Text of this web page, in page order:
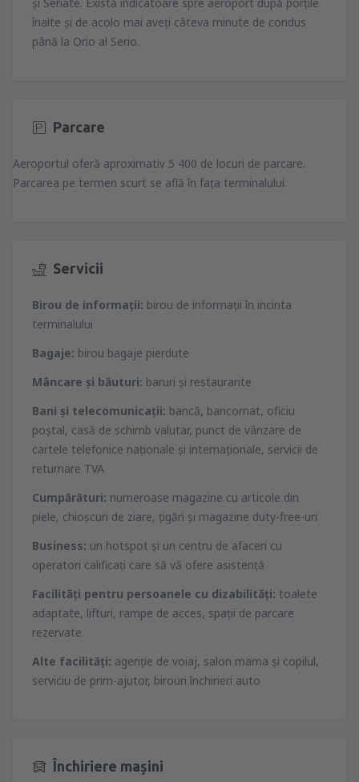
înalte şi de acolo mai aveţi câteva minute de condus
până la Orio al Serio.
Parcare
Aeroportul oferă aproximativ 5 400 de locuri de parcare.
Parcarea pe termen scurt se află în faţa terminalului.
Servicii
Birou de informaţii: birou de informaţii în incinta
terminalului
Bagaje: birou bagaje pierdute
Mâncare şi băuturi: baruri şi restaurante
Bani şi telecomunicaţii: bancă, bancomat, oficiu
poştal, casă de schimb valutar, punct de vânzare de
cartele telefonice naţionale şi internaţionale, servicii de
returnare TVA
Cumpărături: numeroase magazine cu articole din
piele, chioşcuri de ziare, ţigări şi magazine duty-free-uri
Business: un hotspot şi un centru de afaceri cu
operatori calificaţi care să vă ofere asistenţă
Facilităţi pentru persoanele cu dizabilităţi: toalete
adaptate, lifturi, rampe de acces, spaţii de parcare
rezervate
Alte facilităţi: agenţie de voiaj, salon mama şi copilul,
serviciu de prim-ajutor, birouri închirieri auto
Închiriere mașini